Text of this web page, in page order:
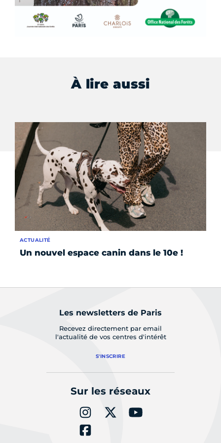
À lire aussi
Un nouvel espace canin dans le 10e !
ACTUALITÉ
Les newsletters de Paris
Recevez directement par email
l'actualité de vos centres d'intérêt
S'INSCRIRE
Sur les réseaux